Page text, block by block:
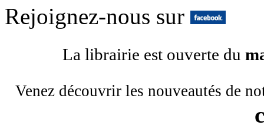
Rejoignez-nous sur
La librairie est ouverte du
Venez découvrir les nouveautés de